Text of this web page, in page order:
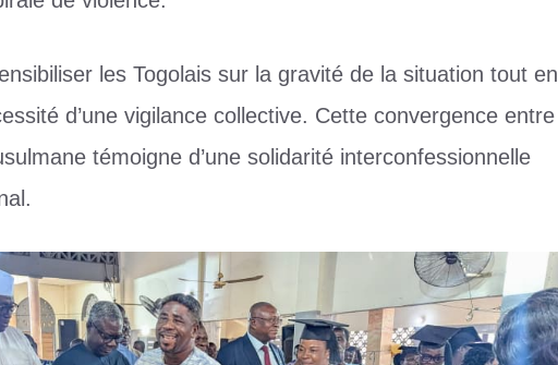
les Togolais sur la gravité de la situation tout en
d’une vigilance collective. Cette convergence entre
témoigne d’une solidarité interconfessionnelle